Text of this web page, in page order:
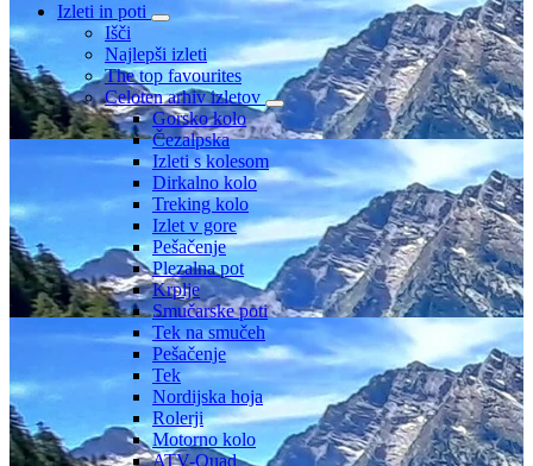
Izleti in poti
Išči
Najlepši izleti
The top favourites
Celoten arhiv izletov
Gorsko kolo
Čezalpska
Izleti s kolesom
Dirkalno kolo
Treking kolo
Izlet v gore
Pešačenje
Plezalna pot
Krplje
Smučarske poti
Tek na smučeh
Pešačenje
Tek
Nordijska hoja
Rolerji
Motorno kolo
ATV-Quad